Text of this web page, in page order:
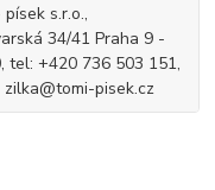
s.r.o.,
34/41 Praha 9 -
tel: +420 736 503 151,
pisek.cz